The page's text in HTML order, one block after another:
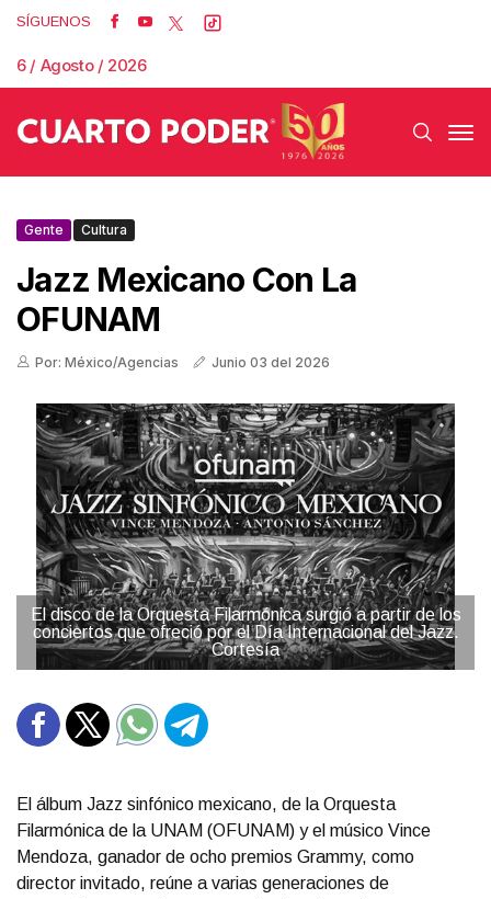
SÍGUENOS
6 / Agosto / 2026
Gente Cultura
Jazz Mexicano Con La
OFUNAM
Por: México/Agencias Junio 03 del 2026
El disco de la Orquesta Filarmónica surgió a partir de los
conciertos que ofreció por el Día Internacional del Jazz.
Cortesía
El álbum Jazz sinfónico mexicano, de la Orquesta
Filarmónica de la UNAM (OFUNAM) y el músico Vince
Mendoza, ganador de ocho premios Grammy, como
director invitado, reúne a varias generaciones de